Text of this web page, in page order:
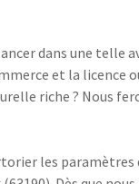
dans une telle
et la licence
riche ? Nous
les paramètres